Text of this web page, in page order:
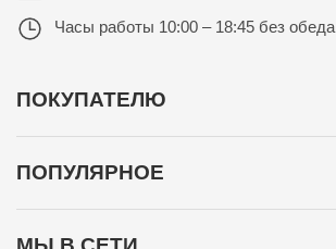
Часы работы 10:00 – 18:45 без обеда
ПОКУПАТЕЛЮ
ПОПУЛЯРНОЕ